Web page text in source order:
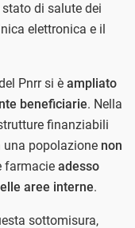
di salute dei
elettronica e il
Pnrr si è ampliato
beneficiarie. Nella
finanziabili
una popolazione non
farmacie adesso
aree interne.
sottomisura,